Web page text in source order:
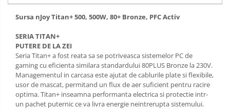
Sursa nJoy Titan+ 500, 500W, 80+ Bronze, PFC Activ
SERIA TITAN+
PUTERE DE LA ZEI
Seria Titan+ a fost reata sa se potriveasca sistemelor PC de
gaming cu eficienta similara standardului 80PLUS Bronze la 230V.
Managementul in carcasa este ajutat de cablurile plate si flexibile,
usor de mascat, permitand un flux de aer suficient pentru racire
optima. Titan+ inseamna performanta electrica si protectie intr-
un pachet puternic ce va livra energie neintrerupta sistemului.